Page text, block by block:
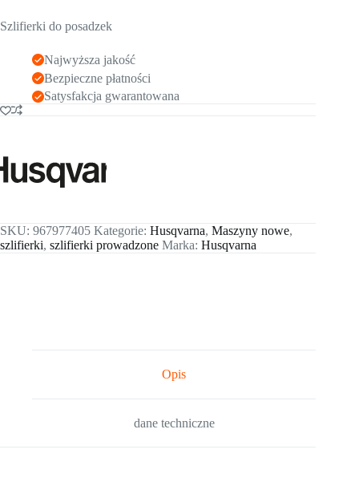
Szlifierki do posadzek
Najwyższa jakość
Bezpieczne płatności
Satysfakcja gwarantowana
SKU: 967977405 Kategorie: Husqvarna, Maszyny nowe,
szlifierki, szlifierki prowadzone Marka: Husqvarna
Opis
dane techniczne